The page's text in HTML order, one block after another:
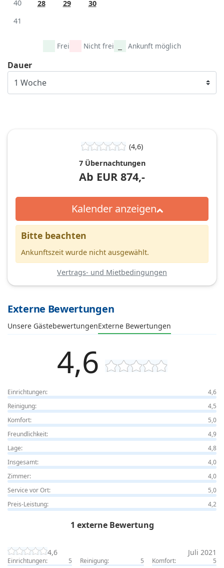
40 28 29
30
41
Frei Nicht frei Ankunft möglich
Dauer
(4,6)
7 Übernachtungen
Ab EUR 874,-
Kalender anzeigen
Bitte beachten
Ankunftszeit wurde nicht ausgewählt.
Vertrags- und Mietbedingungen
Externe Bewertungen
Unsere GästebewertungenExterne Bewertungen
4,6
Einrichtungen:
4,6
Reinigung:
4,5
Komfort:
5,0
Freundlichkeit:
4,9
Lage:
4,8
Insgesamt:
4,0
Zimmer:
4,0
Service vor Ort:
5,0
Preis-Leistung:
4,2
1 externe Bewertung
4,6 Juli 2021
Einrichtungen: 5 Reinigung: 5 Komfort:
5